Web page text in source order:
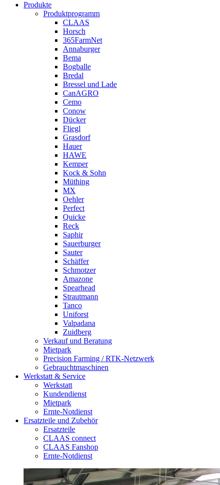
Produkte
Produktprogramm
CLAAS
Horsch
365FarmNet
Annaburger
Bema
Bogballe
Bredal
Bressel und Lade
CanAGRO
Cemo
Conow
Dücker
Fliegl
Grasdorf
Hauer
HAWE
Kemper
Kock & Sohn
Müthing
MX
Oehler
Perfect
Quicke
Reck
Saphir
Sauerburger
Sauter
Schäffer
Schmotzer
Amazone
Spearhead
Strautmann
Tanco
Uniforst
Valpadana
Zuidberg
Verkauf und Beratung
Mietpark
Precision Farming / RTK-Netzwerk
Gebrauchtmaschinen
Werkstatt & Service
Werkstatt
Kundendienst
Mietpark
Ernte-Notdienst
Ersatzteile und Zubehör
Ersatzteile
CLAAS connect
CLAAS Fanshop
Ernte-Notdienst